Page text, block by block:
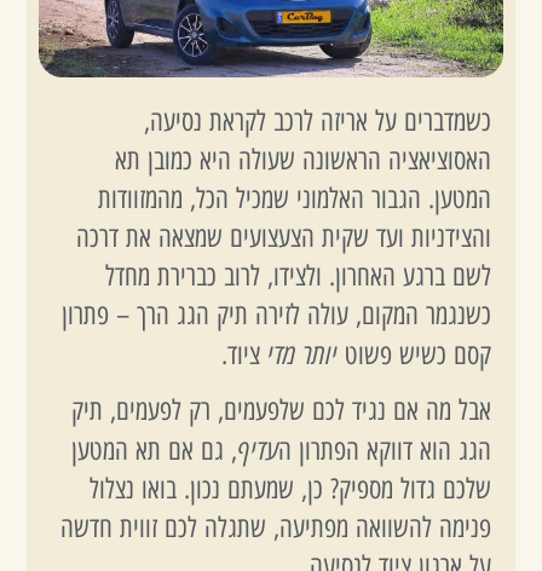
כשמדברים על אריזה לרכב לקראת נסיעה,
האסוציאציה הראשונה שעולה היא כמובן תא
המטען. הגבור האלמוני שמכיל הכל, מהמזוודות
והצידניות ועד שקית הצעצועים שמצאה את דרכה
לשם ברגע האחרון. ולצידו, לרוב כברירת מחדל
כשנגמר המקום, עולה לזירה תיק הגג הרך – פתרון
קסם כשיש פשוט יותר מדי ציוד.
אבל מה אם נגיד לכם שלפעמים, רק לפעמים, תיק
הגג הוא דווקא הפתרון העדיף, גם אם תא המטען
שלכם גדול מספיק? כן, שמעתם נכון. בואו נצלול
פנימה להשוואה מפתיעה, שתגלה לכם זווית חדשה